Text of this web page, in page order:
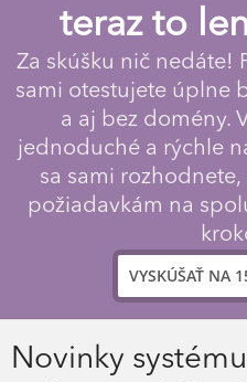
teraz to
Za skúšku nič nedáte!
sami otestujete úplne
a aj bez domény.
jednoduché a rýchle
sa sami
požiadavkám na
VYSKÚŠAŤ NA
Novinky